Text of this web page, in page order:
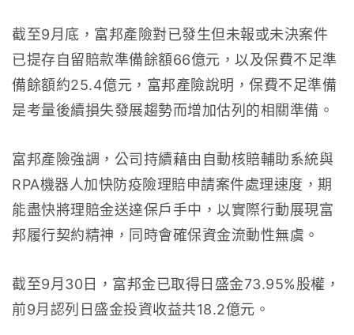
截至9月底，富邦產險對已發生但未報或未決案件
已提存自留賠款準備餘額66億元，以及保費不足準
備餘額約25.4億元，富邦產險說明，保費不足準備
是考量後續損失發展趨勢而增加估列的相關準備。
富邦產險強調，公司持續藉由自動核賠輔助系統與
RPA機器人加快防疫險理賠申請案件處理速度，期
能盡快將理賠金送達保戶手中，以實際行動展現富
邦履行契約精神，同時會確保資金流動性無虞。
截至9月30日，富邦金已取得日盛金73.95%股權，
前9月認列日盛金投資收益共18.2億元。